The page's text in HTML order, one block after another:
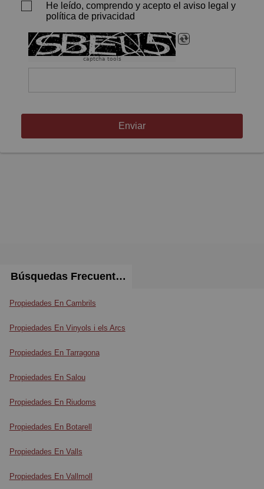
He leído, comprendo y acepto el aviso legal y
política de privacidad
captcha tools
Enviar
Búsquedas Frecuentes
Propiedades En Cambrils
Propiedades En Vinyols i els Arcs
Propiedades En Tarragona
Propiedades En Salou
Propiedades En Riudoms
Propiedades En Botarell
Propiedades En Valls
Propiedades En Vallmoll